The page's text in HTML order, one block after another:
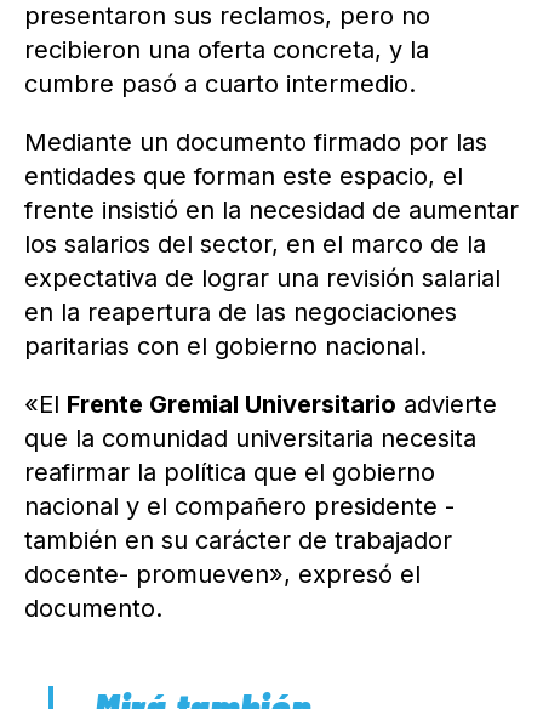
presentaron sus reclamos, pero no
recibieron una oferta concreta, y la
cumbre pasó a cuarto intermedio.
Mediante un documento firmado por las
entidades que forman este espacio, el
frente insistió en la necesidad de aumentar
los salarios del sector, en el marco de la
expectativa de lograr una revisión salarial
en la reapertura de las negociaciones
paritarias con el gobierno nacional.
«El Frente Gremial Universitario advierte
que la comunidad universitaria necesita
reafirmar la política que el gobierno
nacional y el compañero presidente -
también en su carácter de trabajador
docente- promueven», expresó el
documento.